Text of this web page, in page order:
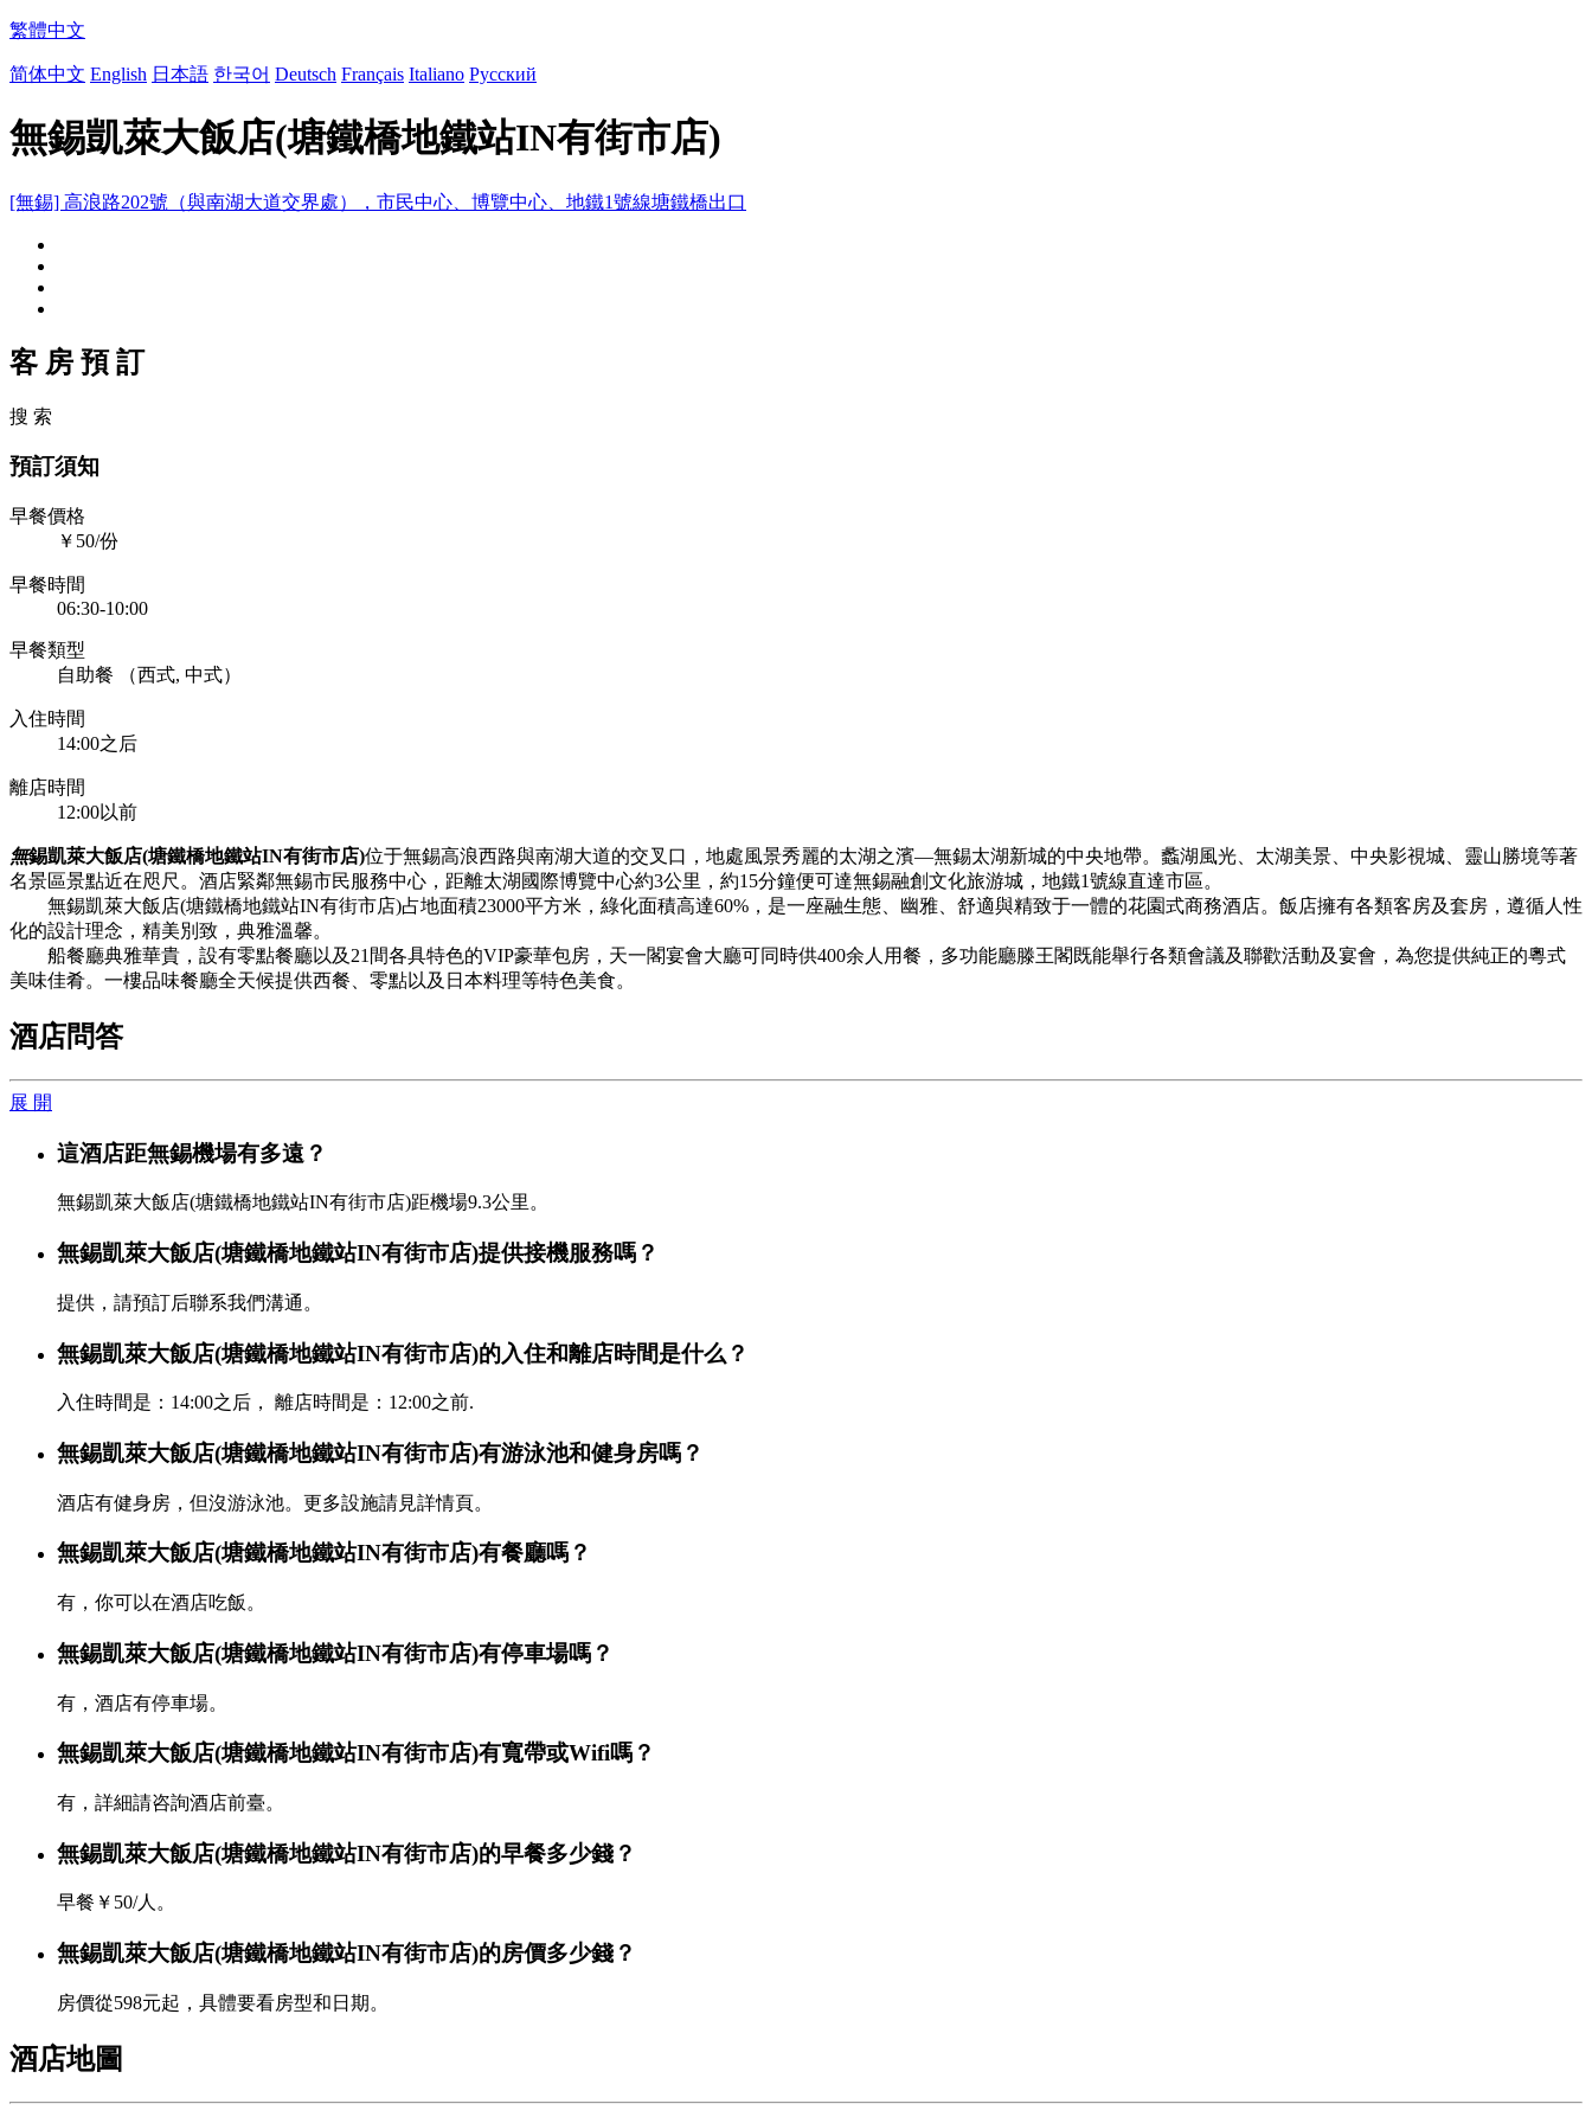
繁體中文
简体中文 English 日本語 한국어 Deutsch Français Italiano Русский
無錫凱萊大飯店(塘鐵橋地鐵站IN有街市店)
[無錫] 高浪路202號（與南湖大道交界處），市民中心、博覽中心、地鐵1號線塘鐵橋出口
客 房 預 訂
搜 索
預訂須知
早餐價格
￥50/份
早餐時間
06:30-10:00
早餐類型
自助餐 （西式, 中式）
入住時間
14:00之后
離店時間
12:00以前
無錫凱萊大飯店(塘鐵橋地鐵站IN有街市店)位于無錫高浪西路與南湖大道的交叉口，地處風景秀麗的太湖之濱—無錫太湖新城的中央地帶。蠡湖風光、太湖美景、中央影視城、靈山勝境等著
名景區景點近在咫尺。酒店緊鄰無錫市民服務中心，距離太湖國際博覽中心約3公里，約15分鐘便可達無錫融創文化旅游城，地鐵1號線直達市區。
無錫凱萊大飯店(塘鐵橋地鐵站IN有街市店)占地面積23000平方米，綠化面積高達60%，是一座融生態、幽雅、舒適與精致于一體的花園式商務酒店。飯店擁有各類客房及套房，遵循人性
化的設計理念，精美別致，典雅溫馨。
船餐廳典雅華貴，設有零點餐廳以及21間各具特色的VIP豪華包房，天一閣宴會大廳可同時供400余人用餐，多功能廳滕王閣既能舉行各類會議及聯歡活動及宴會，為您提供純正的粵式
美味佳肴。一樓品味餐廳全天候提供西餐、零點以及日本料理等特色美食。
酒店問答
展 開
這酒店距無錫機場有多遠？
無錫凱萊大飯店(塘鐵橋地鐵站IN有街市店)距機場9.3公里。
無錫凱萊大飯店(塘鐵橋地鐵站IN有街市店)提供接機服務嗎？
提供，請預訂后聯系我們溝通。
無錫凱萊大飯店(塘鐵橋地鐵站IN有街市店)的入住和離店時間是什么？
入住時間是：14:00之后， 離店時間是：12:00之前.
無錫凱萊大飯店(塘鐵橋地鐵站IN有街市店)有游泳池和健身房嗎？
酒店有健身房，但沒游泳池。更多設施請見詳情頁。
無錫凱萊大飯店(塘鐵橋地鐵站IN有街市店)有餐廳嗎？
有，你可以在酒店吃飯。
無錫凱萊大飯店(塘鐵橋地鐵站IN有街市店)有停車場嗎？
有，酒店有停車場。
無錫凱萊大飯店(塘鐵橋地鐵站IN有街市店)有寬帶或Wifi嗎？
有，詳細請咨詢酒店前臺。
無錫凱萊大飯店(塘鐵橋地鐵站IN有街市店)的早餐多少錢？
早餐￥50/人。
無錫凱萊大飯店(塘鐵橋地鐵站IN有街市店)的房價多少錢？
房價從598元起，具體要看房型和日期。
酒店地圖